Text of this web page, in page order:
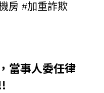
當事人委任律
房 #加重詐欺